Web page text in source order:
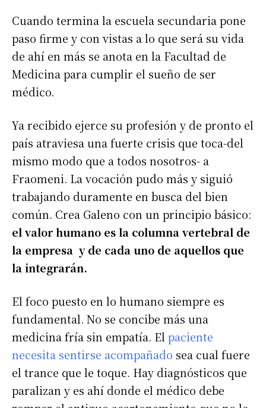
Cuando termina la escuela secundaria pone
paso firme y con vistas a lo que será su vida
de ahí en más se anota en la Facultad de
Medicina para cumplir el sueño de ser
médico.
Ya recibido ejerce su profesión y de pronto el
país atraviesa una fuerte crisis que toca-del
mismo modo que a todos nosotros- a
Fraomeni. La vocación pudo más y siguió
trabajando duramente en busca del bien
común. Crea Galeno con un principio básico:
el valor humano es la columna vertebral de
la empresa y de cada uno de aquellos que
la integrarán.
El foco puesto en lo humano siempre es
fundamental. No se concibe más una
medicina fría sin empatía. El paciente
necesita sentirse acompañado sea cual fuere
el trance que le toque. Hay diagnósticos que
paralizan y es ahí donde el médico debe